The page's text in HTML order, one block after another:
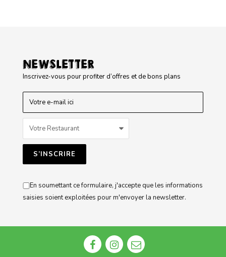
NEWSLETTER
Inscrivez-vous pour profiter d’offres et de bons plans
En soumettant ce formulaire, j'accepte que les informations
saisies soient exploitées pour m'envoyer la newsletter.